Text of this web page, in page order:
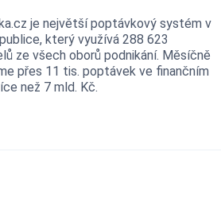
je největší poptávkový systém v
který využívá 288 623
ze všech oborů podnikání. Měsíčně
přes 11 tis. poptávek ve finančním
než 7 mld. Kč.